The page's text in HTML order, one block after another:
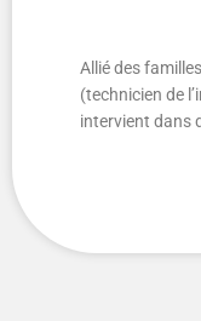
Allié des
(technicien de
intervient dans